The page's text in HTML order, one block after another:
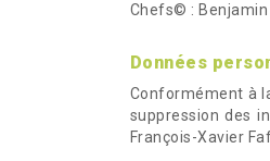
Chefs© : Benjamin
Données
Conformément à
suppression des
François-Xavier